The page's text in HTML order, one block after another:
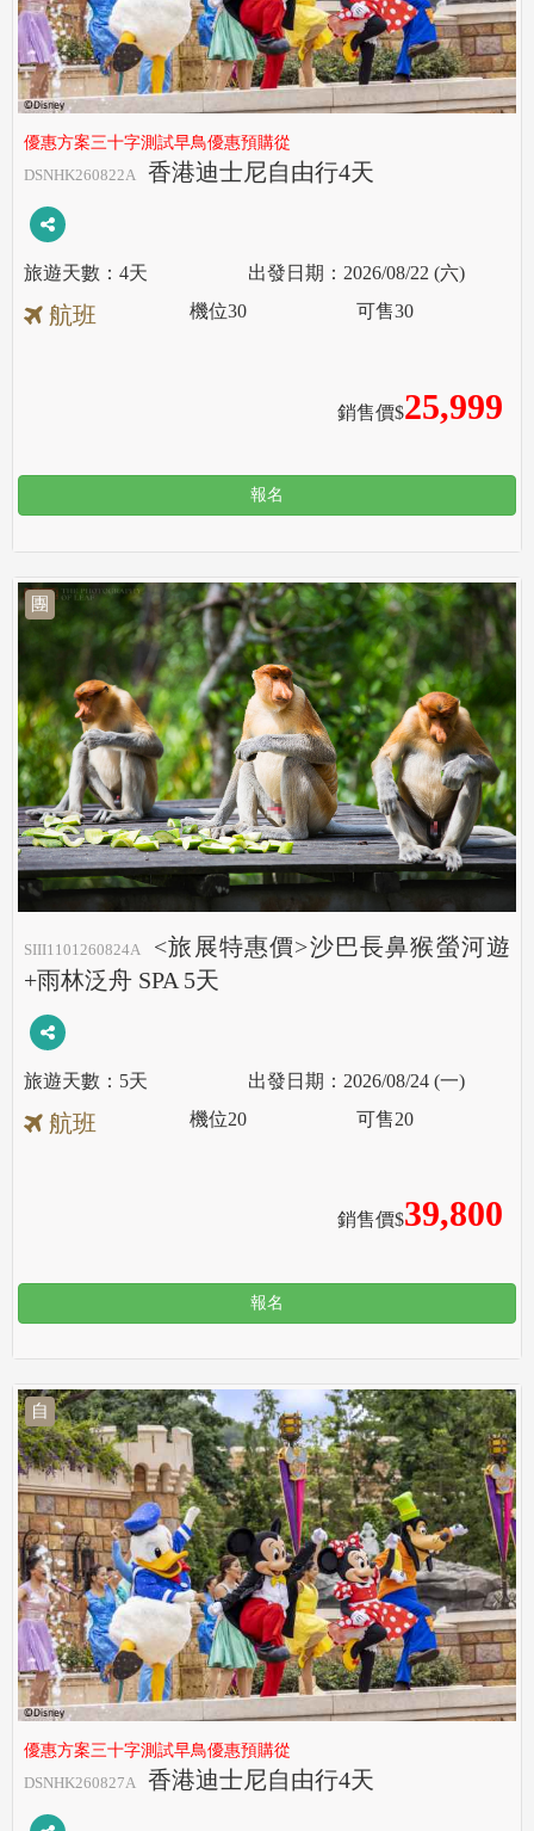
優惠方案三十字測試早鳥優惠預購從
DSNHK260822A
香港迪士尼自由行4天
4天 2026/08/22 (六)
航班
銷售價$25,999
機位30 可售30
報名
團
SIII1101260824A
<旅展特惠價>沙巴長鼻猴螢河遊
+雨林泛舟 SPA 5天
5天 2026/08/24 (一)
航班
銷售價$39,800
機位20 可售20
報名
自
優惠方案三十字測試早鳥優惠預購從
DSNHK260827A
香港迪士尼自由行4天